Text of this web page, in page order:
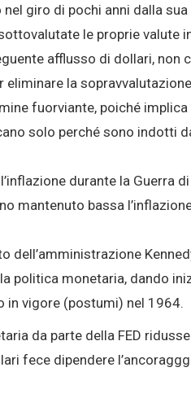
giro di pochi anni dalla
le proprie valute
afflusso di dollari, non
eliminare la
fuorviante, poiché
solo perché sono indotti
durante la
mantenuto bassa
dell’amministrazione
politica monetaria, dando
in vigore (postumi) nel 1964.
da parte della FED
fece dipendere